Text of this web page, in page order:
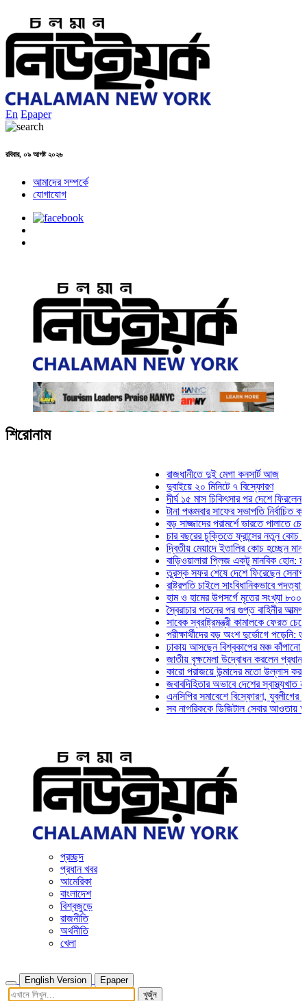
En Epaper
রবিবার, ০৯ আগষ্ট ২০২৬
আমাদের সম্পর্কে
যোগাযোগ
শিরোনাম
রাজধানীতে দুই মেগা কনসার্ট আজ
দুবাইয়ে ২০ মিনিটে ৭ বিস্ফোরণ
দীর্ঘ ১৫ মাস চিকিৎসার পর দেশে ফিরলেন ইলিয়াস
টানা পঞ্চমবার সাফের সভাপতি নির্বাচিত কাজী
বড় সাজ্জাদের পরামর্শে ভারতে পালাতে
চার বছরের চুক্তিতে ফ্রান্সের নতুন কোচ জিদান
দ্বিতীয় মেয়াদে ইতালির কোচ হচ্ছেন মানচিনি
বাড়িওয়ালারা প্লিজ একটু মানবিক হোন: মনিরা মিঠু
তুরস্ক সফর শেষে দেশে ফিরেছেন সেনাপ্রধান
রাষ্ট্রপতি চাইলে সাংবিধানিকভাবে পদত্যাগ করতে
হাম ও হামের উপসর্গে মৃতের সংখ্যা ৮০০ ছাড়াল
স্বৈরাচার পতনের পর গুপ্ত বাহিনীর আত্মপ্রকাশ:
সাবেক স্বরাষ্ট্রমন্ত্রী কামালকে ফেরত চেয়ে
পরীক্ষার্থীদের বড় অংশ দুর্ভোগে পড়েনি: ড. মাহ্‌দী
ঢাকায় আসছেন বিশ্বকাপের মঞ্চ কাঁপানো সেই
জাতীয় বৃক্ষমেলা উদ্বোধন করলেন প্রধানমন্ত্রী
কারো পরাজয়ে উন্মাদের মতো উল্লাস করতে হয়
জবাবদিহিতার অভাবে দেশের স্বাস্থ্যখাত নানা
এনসিপির সমাবেশে বিস্ফোরণ, যুবলীগের দুই
সব নাগরিককে ডিজিটাল সেবার আওতায় আনতে
প্রচ্ছদ
প্রধান খবর
আমেরিকা
বাংলাদেশ
বিশ্বজুড়ে
রাজনীতি
অর্থনীতি
খেলা
English Version
Epaper
খুজুঁন